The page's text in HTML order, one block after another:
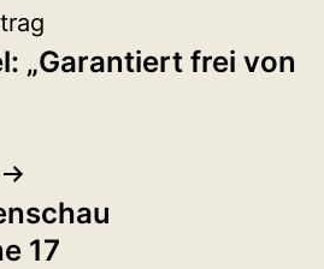
„Garantiert frei von
17